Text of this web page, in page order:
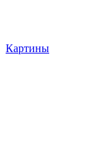
Картины